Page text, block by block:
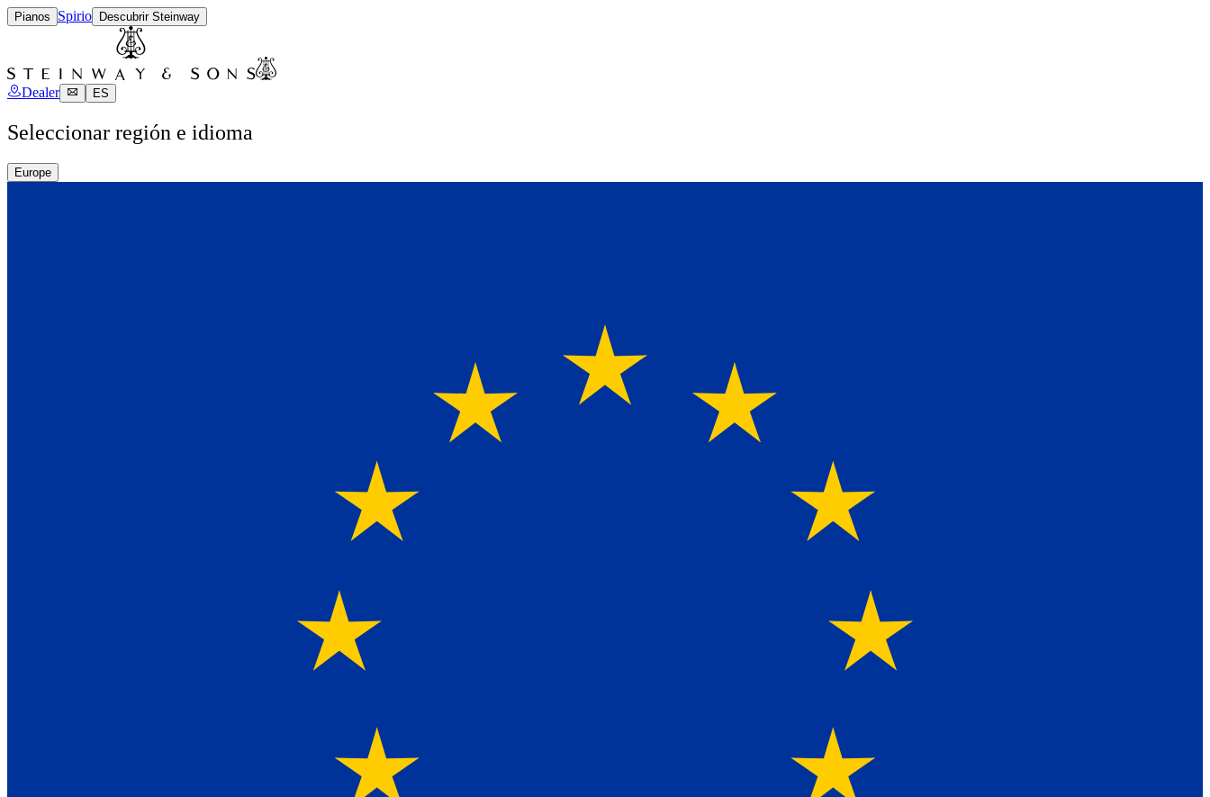
Pianos Spirio Descubrir Steinway
Dealer ES
Seleccionar región e idioma
Europe